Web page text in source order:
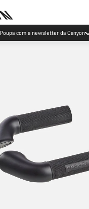
Poupa com a newsletter da Canyon